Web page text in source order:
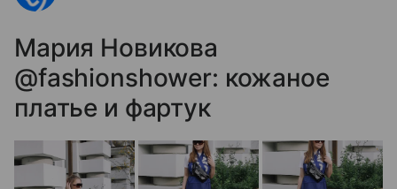
Мария Новикова
@fashionshower: кожаное
платье и фартук